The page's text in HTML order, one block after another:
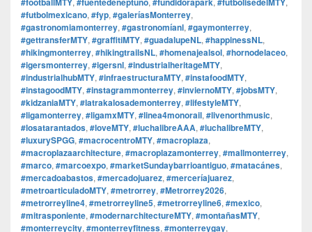
#futbolmexicano, #fyp, #galeríasMonterrey,
#gastronomiamonterrey, #gastronomíanl, #gaymonterrey,
#gettransferMTY, #graffitiMTY, #guadalupeNL, #happinessNL,
#hikingmonterrey, #hikingtrailsNL, #homenajealsol, #hornodelaceo,
#igersmonterrey, #igersnl, #industrialheritageMTY,
#industrialhubMTY, #infraestructuraMTY, #instafoodMTY,
#instagoodMTY, #instagrammonterrey, #inviernoMTY, #jobsMTY,
#kidzaniaMTY, #latrakalosademonterrey, #lifestyleMTY,
#ligamonterrey, #ligamxMTY, #linea4monorail, #livenorthmusic,
#losatarantados, #loveMTY, #luchalibreAAA, #luchalibreMTY,
#luxurySPGG, #macrocentroMTY, #macroplaza,
#macroplazaarchitecture, #macroplazamonterrey, #mallmonterrey,
#marco, #marcoexpo, #marketSundaybarrioantiguo, #matacánes,
#mercadoabastos, #mercadojuarez, #merceríajuarez,
#metroarticuladoMTY, #metrorrey, #Metrorrey2026,
#metrorreyline4, #metrorreyline5, #metrorreyline6, #mexico,
#mitrasponiente, #modernarchitectureMTY, #montañasMTY,
#monterreycity, #monterreyfitness, #monterreygay,